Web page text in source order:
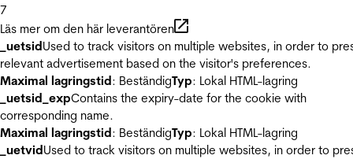
7
Läs mer om den här leverantören
_uetsidUsed to track visitors on multiple websites, in order to
relevant advertisement based on the visitor's preferences.
Maximal lagringstid: BeständigTyp: Lokal HTML-lagring
_uetsid_expContains the expiry-date for the cookie with
corresponding name.
Maximal lagringstid: BeständigTyp: Lokal HTML-lagring
_uetvidUsed to track visitors on multiple websites, in order to